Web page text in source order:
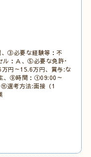
③必要な経験等：不
ル：Ａ 、⑤必要な免許･
円～15.6万円、賞与:な
、⑨時間：①09:00～
選考方法:面接（1